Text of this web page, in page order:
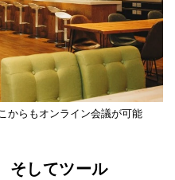
からもオンライン会議が可能
そしてツール